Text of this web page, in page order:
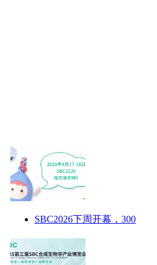
SBC2026下周开幕，300